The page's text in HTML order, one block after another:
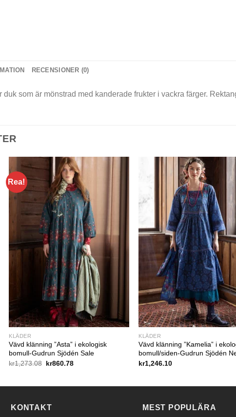
RECENSIONER (0)
duk som är mönstrad med kanderade frukter i vackra färger.
Rea!
KLÄDER
Vävd klänning ”Asta” i ekologisk
bomull-Gudrun Sjödén Sale
kr1,273.08 Det
kr860.78Det
KLÄDER
Vävd klänning ”Kamelia” i
bomull/siden-Gudrun Sjödén
kr1,246.10
KONTAKT MEST POPULÄRA